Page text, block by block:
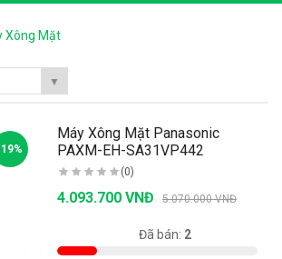
Xông Mặt
▼
Máy Xông Mặt Panasonic
PAXM-EH-SA31VP442
(0)
4.093.700 VNĐ 5.070.000 VNĐ
Đã bán: 2